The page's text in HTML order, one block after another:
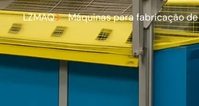
LZMAQ Máquinas para fabricação